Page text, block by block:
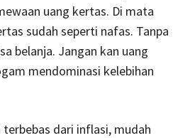
uang kertas. Di mata
sudah seperti nafas. Tanpa
belanja. Jangan kan uang
mendominasi kelebihan
terbebas dari inflasi, mudah